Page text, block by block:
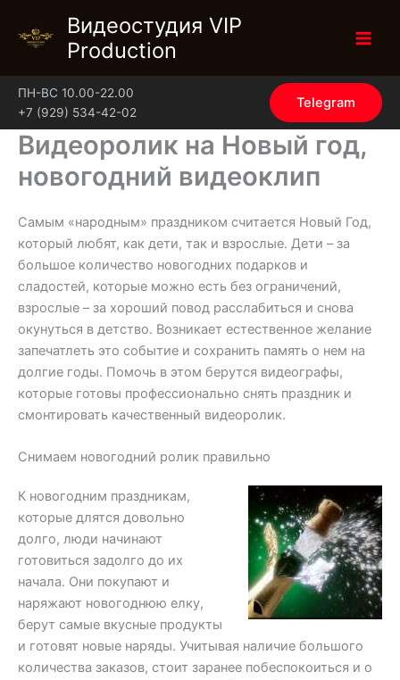
содержимому
Видеостудия VIP
Production
ПН-ВС 10.00-22.00
+7 (929) 534-42-02
Telegram
Видеоролик на Новый год,
новогодний видеоклип
Самым «народным» праздником считается Новый Год,
который любят, как дети, так и взрослые. Дети – за
большое количество новогодних подарков и
сладостей, которые можно есть без ограничений,
взрослые – за хороший повод расслабиться и снова
окунуться в детство. Возникает естественное желание
запечатлеть это событие и сохранить память о нем на
долгие годы. Помочь в этом берутся видеографы,
которые готовы профессионально снять праздник и
смонтировать качественный видеоролик.
Снимаем новогодний ролик правильно
К новогодним праздникам,
которые длятся довольно
долго, люди начинают
готовиться задолго до их
начала. Они покупают и
наряжают новогоднюю елку,
берут самые вкусные продукты
и готовят новые наряды. Учитывая наличие большого
количества заказов, стоит заранее побеспокоиться и о